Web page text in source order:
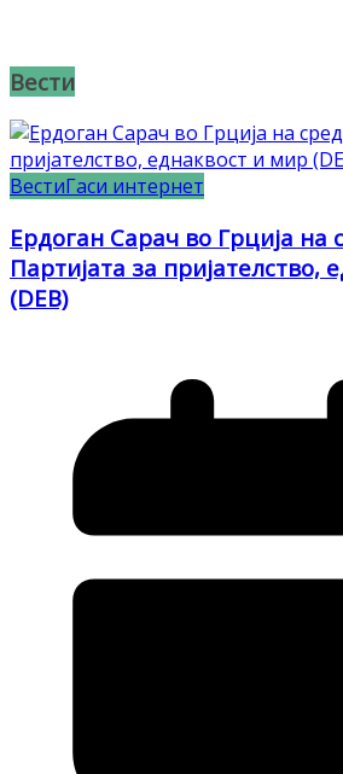
Вести
ВестиГаси интернет
Ердоган Сарач во Грција на
Партијата за пријателство,
(DEB)